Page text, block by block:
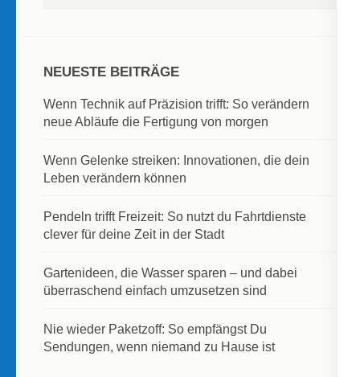
NEUESTE BEITRÄGE
Wenn Technik auf Präzision trifft: So verändern
neue Abläufe die Fertigung von morgen
Wenn Gelenke streiken: Innovationen, die dein
Leben verändern können
Pendeln trifft Freizeit: So nutzt du Fahrtdienste
clever für deine Zeit in der Stadt
Gartenideen, die Wasser sparen – und dabei
überraschend einfach umzusetzen sind
Nie wieder Paketzoff: So empfängst Du
Sendungen, wenn niemand zu Hause ist